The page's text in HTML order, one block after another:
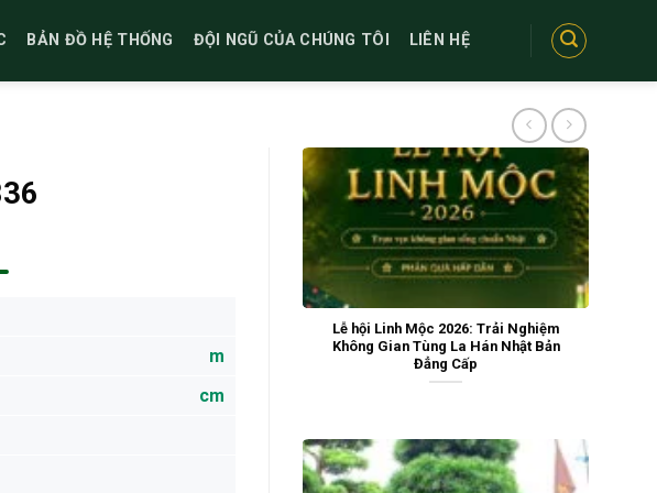
BẢN ĐỒ HỆ THỐNG ĐỘI NGŨ CỦA CHÚNG TÔI LIÊN HỆ
Lễ hội Linh Mộc 2026: Trải Nghiệm
Không Gian Tùng La Hán Nhật Bản
Đẳng Cấp
m
cm